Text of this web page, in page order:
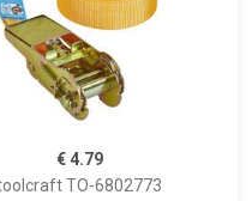
€ 4.79
TO-6802773